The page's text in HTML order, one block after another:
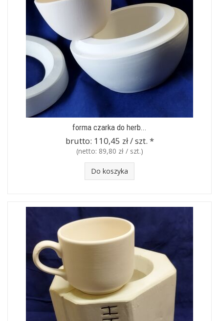
forma czarka do herb...
brutto: 110,45 zł / szt. *
(netto: 89,80 zł / szt.)
Do koszyka